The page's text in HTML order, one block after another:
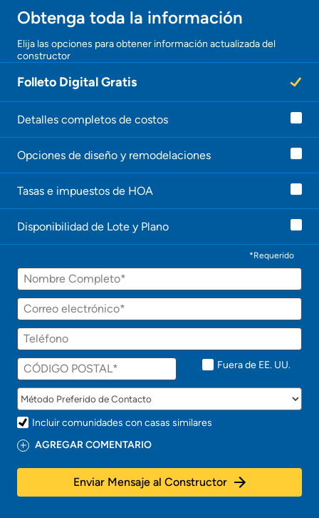
¡Gracias!
¡
n
e
e
c
t
r
á
r
n
t
!
Obtenga toda la información
Elija las opciones para obtener información actualizada del
constructor
Folleto Digital Gratis
Detalles completos de costos
Opciones de diseño y remodelaciones
Tasas e impuestos de HOA
Disponibilidad de Lote y Plano
*Requerido
Nombre
Correo
electrónico
Teléfono
Fuera de EE. UU.
Incluir comunidades con casas similares
AGREGAR COMENTARIO
Enviar Mensaje al Constructor